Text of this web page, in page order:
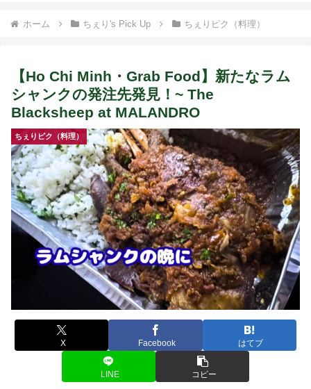
ホーム ちぇり's Pick Up ちぇりピク（料理）
【Ho Chi Minh・Grab Food】新たなラム
シャンクの発注先発見！~ The
Blacksheep at MALANDRO
ちぇりピク（料理）
X Facebook はてブ
LINE コピー